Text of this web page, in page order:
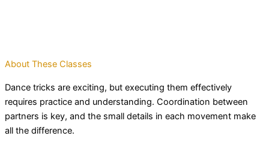
About These Classes
Dance tricks are exciting, but executing them effectively
requires practice and understanding. Coordination between
partners is key, and the small details in each movement make
all the difference.